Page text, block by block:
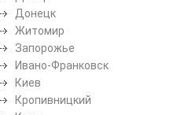
Донецк
Житомир
Запорожье
Ивано-Франковск
Киев
Кропивницкий